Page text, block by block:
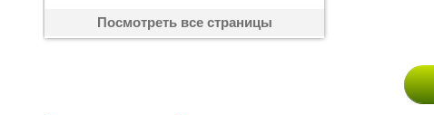
Посмотреть все страницы